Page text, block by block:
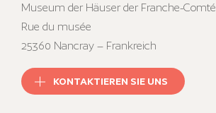
Museum der Häuser der Franche-Comté
Rue du musée
25360 Nancray – Frankreich
KONTAKTIEREN SIE UNS